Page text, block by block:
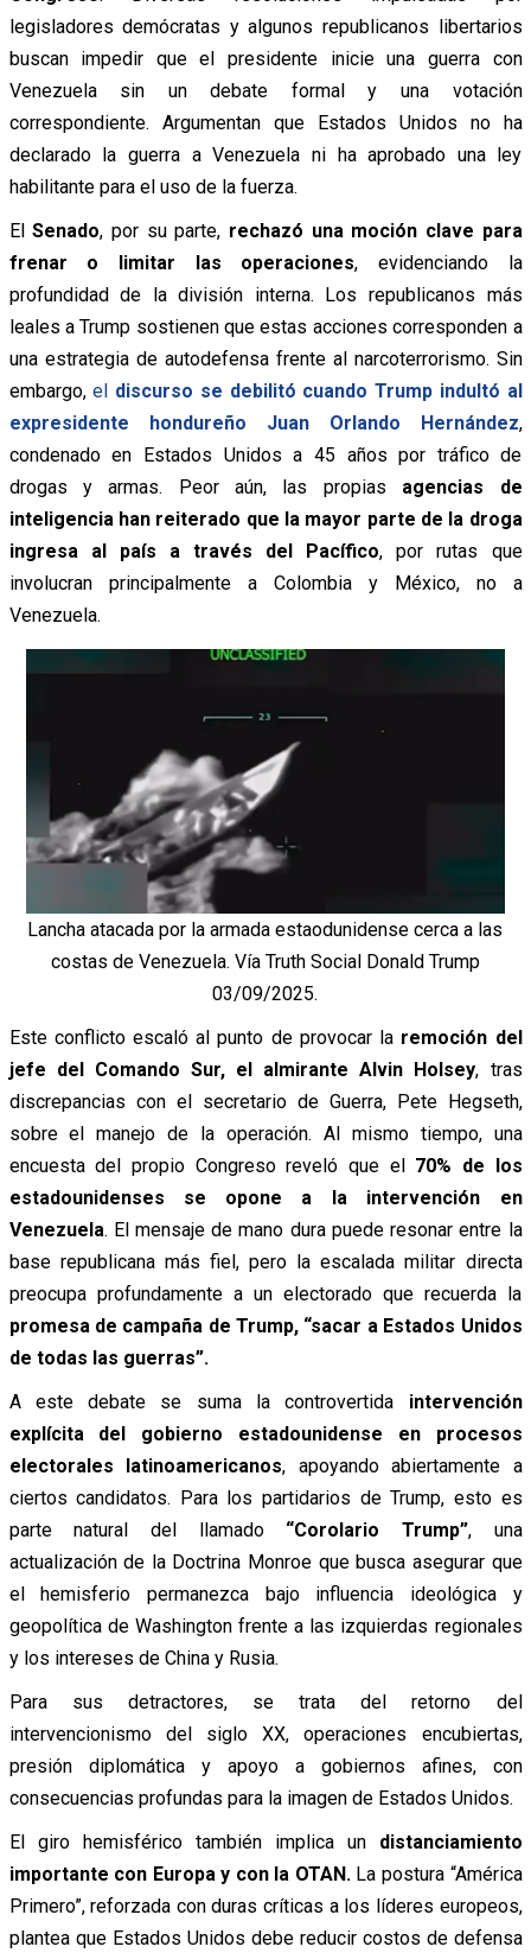
legisladores demócratas y algunos republicanos libertarios
buscan impedir que el presidente inicie una guerra con
Venezuela sin un debate formal y una votación
correspondiente. Argumentan que Estados Unidos no ha
declarado la guerra a Venezuela ni ha aprobado una ley
habilitante para el uso de la fuerza.
El Senado, por su parte, rechazó una moción clave para
frenar o limitar las operaciones, evidenciando la
profundidad de la división interna. Los republicanos más
leales a Trump sostienen que estas acciones corresponden a
una estrategia de autodefensa frente al narcoterrorismo. Sin
embargo,el discurso se debilitó cuando Trump indultó al
expresidente hondureño Juan Orlando Hernández,
condenado en Estados Unidos a 45 años por tráfico de
drogas y armas. Peor aún, las propias agencias de
inteligencia han reiterado que la mayor parte de la droga
ingresa al país a través del Pacífico, por rutas que
involucran principalmente a Colombia y México, no a
Venezuela.
Lancha atacada por la armada estaodunidense cerca a las
costas de Venezuela. Vía Truth Social Donald Trump
03/09/2025.
Este conflicto escaló al punto de provocar la remoción del
jefe del Comando Sur, el almirante Alvin Holsey, tras
discrepancias con el secretario de Guerra, Pete Hegseth,
sobre el manejo de la operación. Al mismo tiempo, una
encuesta del propio Congreso reveló que el70% de los
estadounidenses se opone a la intervención en
Venezuela. El mensaje de mano dura puede resonar entre la
base republicana más fiel, pero la escalada militar directa
preocupa profundamente a un electorado que recuerda la
promesa de campaña de Trump, “sacar a Estados Unidos
de todas las guerras”.
A este debate se suma la controvertida intervención
explícita del gobierno estadounidense en procesos
electorales latinoamericanos, apoyando abiertamente a
ciertos candidatos. Para los partidarios de Trump, esto es
parte natural del llamado “Corolario Trump”, una
actualización de la Doctrina Monroe que busca asegurar que
el hemisferio permanezca bajo influencia ideológica y
geopolítica de Washington frente a las izquierdas regionales
y los intereses de China y Rusia.
Para sus detractores, se trata del retorno del
intervencionismo del siglo XX, operaciones encubiertas,
presión diplomática y apoyo a gobiernos afines, con
consecuencias profundas para la imagen de Estados Unidos.
El giro hemisférico también implica undistanciamiento
importante con Europa y con la OTAN.La postura “América
Primero”, reforzada con duras críticas a los líderes europeos,
plantea que Estados Unidos debe reducir costos de defensa